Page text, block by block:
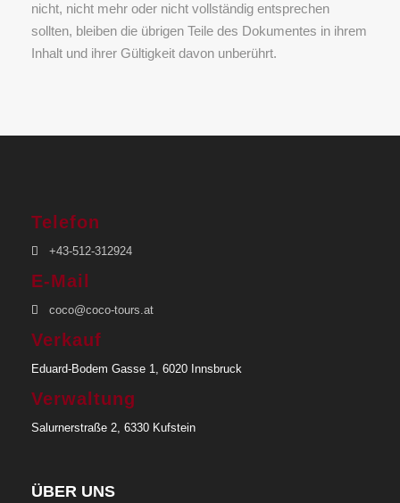
nicht, nicht mehr oder nicht vollständig entsprechen
sollten, bleiben die übrigen Teile des Dokumentes in ihrem
Inhalt und ihrer Gültigkeit davon unberührt.
Telefon
+43-512-312924
E-Mail
coco@coco-tours.at
Verkauf
Eduard-Bodem Gasse 1, 6020 Innsbruck
Verwaltung
Salurnerstraße 2, 6330 Kufstein
ÜBER UNS